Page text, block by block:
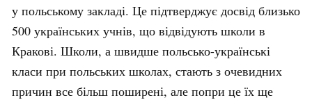
у польському закладі. Це підтверджує досвід близько
500 українських учнів, що відвідують школи в
Кракові. Школи, а швидше польсько-українські
класи при польських школах, стають з очевидних
причин все більш поширені, але попри це їх ще